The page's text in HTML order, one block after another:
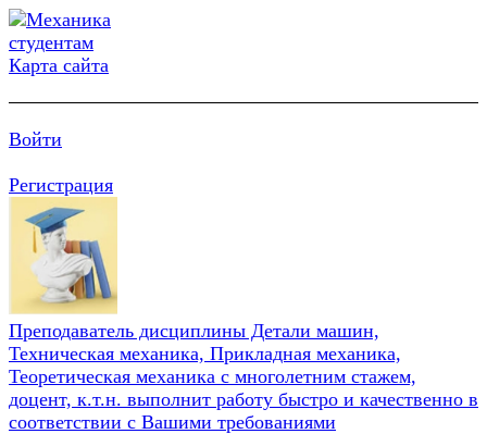
Карта сайта
Войти
Регистрация
Преподаватель дисциплины Детали машин,
Техническая механика, Прикладная механика,
Теоретическая механика с многолетним стажем,
доцент, к.т.н. выполнит работу быстро и качественно в
соответствии с Вашими требованиями